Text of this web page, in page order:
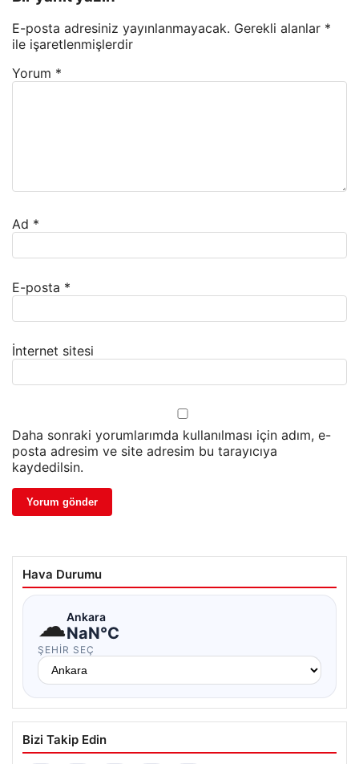
E-posta adresiniz yayınlanmayacak. Gerekli alanlar *
ile işaretlenmişlerdir
Yorum *
Ad *
E-posta *
İnternet sitesi
Daha sonraki yorumlarımda kullanılması için adım, e-
posta adresim ve site adresim bu tarayıcıya
kaydedilsin.
Hava Durumu
☁Ankara
NaN°C
ŞEHIR SEÇ
Bizi Takip Edin